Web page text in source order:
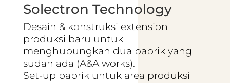
Solectron Technology
Desain & konstruksi extension
produksi baru untuk
menghubungkan dua pabrik yang
sudah ada (A&A works).
Set-up pabrik untuk area produksi